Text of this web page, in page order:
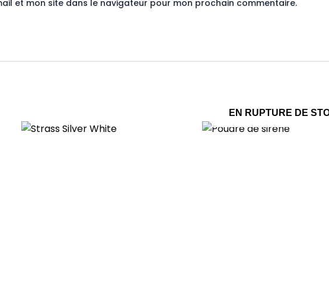
et mon site dans le navigateur pour mon prochain commentaire.
EN RUPTURE DE